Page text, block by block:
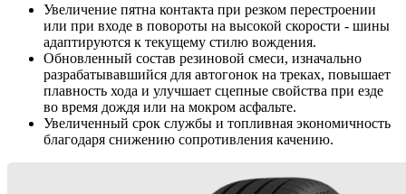
Увеличение пятна контакта при резком перестроении
или при входе в повороты на высокой скорости - шины
адаптируются к текущему стилю вождения.
Обновленный состав резиновой смеси, изначально
разрабатывавшийся для автогонок на треках, повышает
плавность хода и улучшает сцепные свойства при езде
во время дождя или на мокром асфальте.
Увеличенный срок службы и топливная экономичность
благодаря снижению сопротивления качению.